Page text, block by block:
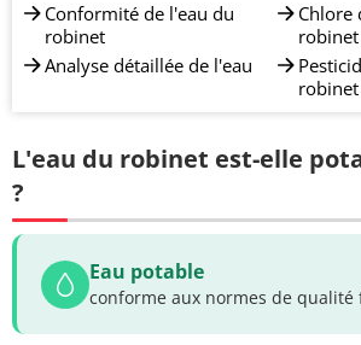
Conformité de l'eau du
robinet
Analyse détaillée de l'eau
Chlore
robinet
robinet
L'eau du robinet est-elle
?
Eau potable
conforme aux normes de qualité